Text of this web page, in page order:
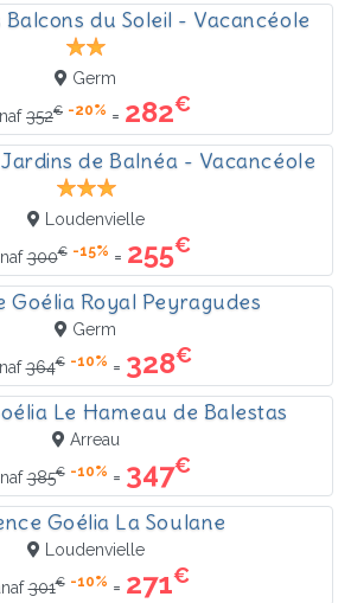
Balcons du Soleil - Vacancéole
Germ
352€ -20% = 282€
de Balnéa - Vacancéole
Loudenvielle
300€ -15% = 255€
Goélia Royal Peyragudes
Germ
364€ -10% = 328€
Le Hameau de Balestas
Arreau
385€ -10% = 347€
Goélia La Soulane
Loudenvielle
301€ -10% = 271€